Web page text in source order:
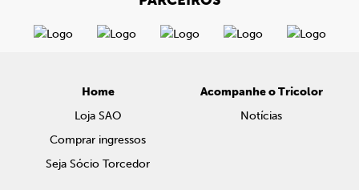
Home
Loja SAO
Comprar ingressos
Seja Sócio Torcedor
Acompanhe o Tricolor
Notícias